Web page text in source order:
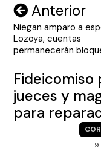
Navegación
de
entradas
Anterior
Niegan amparo a
Lozoya, cuentas
permanecerán
Fideicomiso
jueces y
para
9